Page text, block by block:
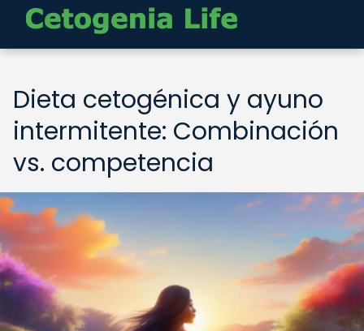
Dieta cetogénica y ayuno
intermitente: Combinación
vs. competencia